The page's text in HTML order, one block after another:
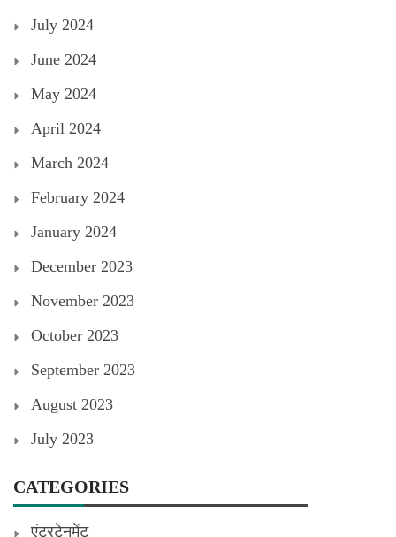
July 2024
June 2024
May 2024
April 2024
March 2024
February 2024
January 2024
December 2023
November 2023
October 2023
September 2023
August 2023
July 2023
CATEGORIES
एंटरटेनमेंट